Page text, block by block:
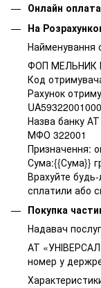
Онлайн оплата
На
Найменування
ФОП МЕЛЬНИК
Код
Рахунок
Назва банку
МФО 322001
Призначення:
Сума:{{Сума}}
Врахуйте
сплатили або
Покупка
Надавач
АТ «УНІВЕРСАЛ
номер у